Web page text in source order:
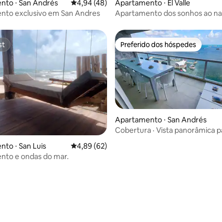
⋅ San Andrés 4,94 de uma avaliação média de 5, 48
4,94 (48)
exclusivo em San Andres
Apartamento ⋅ El Valle
Apartamento dos sonhos ao
⋅ San Luis 4,89 de uma avaliação média de 5, 62
4,89 (62)
e ondas do mar.
Preferido dos hóspedes
Preferido dos hóspedes
Apartamento ⋅ San Andrés
Cobertura · Vista panorâmica